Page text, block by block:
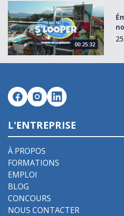
Émissions du 20 au 23 novembre
00:25:32
L'ENTREPRISE
À PROPOS
FORMATIONS
EMPLOI
BLOG
CONCOURS
NOUS CONTACTER